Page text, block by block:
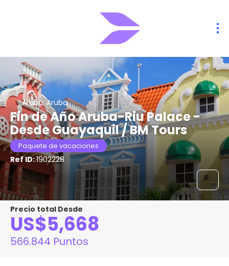
Aruba, Aruba
Fin de Año Aruba-Riu Palace -
Desde Guayaquil / BM Tours
Paquete de vacaciones
Ref ID:1902228
Precio total Desde
US$5,668
566.844 Puntos